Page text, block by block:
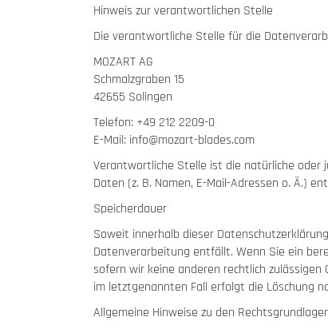
Hinweis zur verantwortlichen Stelle
Die verantwortliche Stelle für die
MOZART AG
Schmalzgraben 15
42655 Solingen
Telefon: +49 212 2209-0
E-Mail: info@mozart-blades.com
Verantwortliche Stelle ist die natürliche oder
Daten (z. B. Namen, E-Mail-Adressen o. Ä.)
Speicherdauer
Soweit innerhalb dieser
Datenverarbeitung entfällt. Wenn Sie ein
sofern wir keine anderen rechtlich
im letztgenannten Fall erfolgt die Löschung
Allgemeine Hinweise zu den